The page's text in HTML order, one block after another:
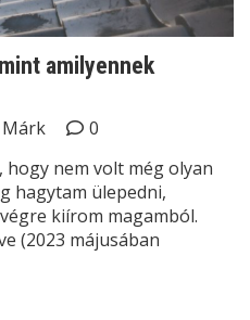
amilyennek
0
nem volt még olyan
hagytam ülepedni,
kiírom magamból.
(2023 májusában